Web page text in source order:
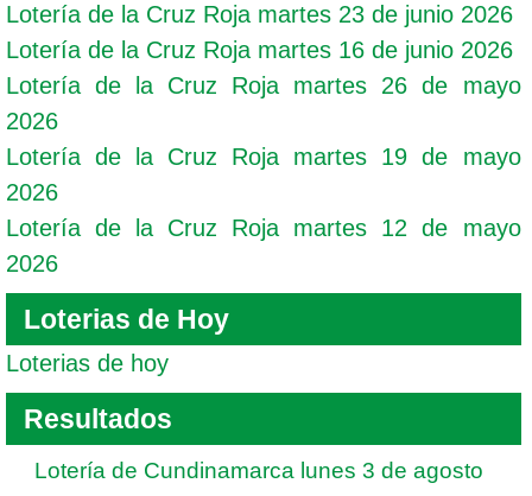
Lotería de la Cruz Roja martes 23 de junio 2026
Lotería de la Cruz Roja martes 16 de junio 2026
Lotería de la Cruz Roja martes 26 de mayo
2026
Lotería de la Cruz Roja martes 19 de mayo
2026
Lotería de la Cruz Roja martes 12 de mayo
2026
Loterias de Hoy
Loterias de hoy
Resultados
Lotería de Cundinamarca lunes 3 de agosto